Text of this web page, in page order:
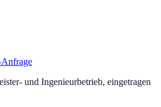
und Ingenieurbetrieb, eingetragen